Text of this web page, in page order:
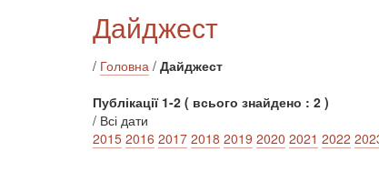
Дайджест
/ Головна / Дайджест
Публікації 1-2 ( всього знайдено : 2 )
/ Всі дати
2015 2016 2017 2018 2019 2020 2021 2022